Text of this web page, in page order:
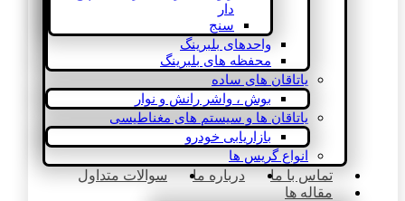
دار
سنج
واحدهای بلبرینگ
محفظه های بلبرینگ
یاتاقان های ساده
بوش ، واشر رانش و نوار
یاتاقان ها و سیستم های مغناطیسی
بازاریابی خودرو
انواع گریس ها
تماس با ما درباره ما
سوالات متداول
مقاله ها